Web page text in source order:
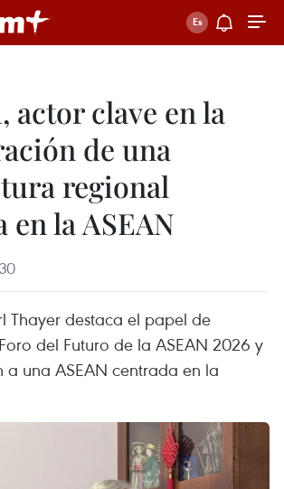
actor clave en la
de una
regional
en la ASEAN
Thayer destaca el papel de
del Futuro de la ASEAN 2026 y
a una ASEAN centrada en la